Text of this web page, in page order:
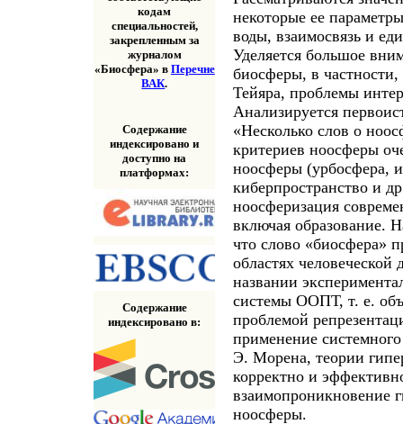
кодам
специальностей,
закрепленным за
журналом
«Биосфера» в Перечне
ВАК.
Содержание
индексировано и
доступно на
платформах:
Содержание
индексировано в:
некоторые ее
воды, взаимосвязь и
Уделяется большое
биосферы, в
Тейяра, проблемы
Анализируется
«Несколько слов о
критериев ноосферы
ноосферы (урбосфера,
киберпространство и
ноосферизация
включая образование.
что слово «биосфера»
областях человеческой
названии
системы ООПТ, т. е.
проблемой
применение
Э. Морена, теории
корректно и
взаимопроникновение
ноосферы.